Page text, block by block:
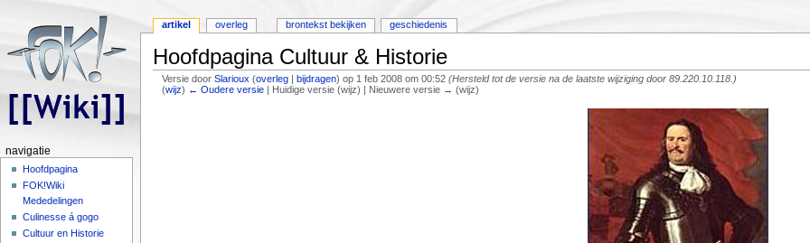
Hoofdpagina Cultuur & Historie
Versie doorSlarioux (overleg |bijdragen) op 1 feb 2008 om 00:52(Hersteld tot de versie na de laatste wijziging door 89.220.10.118.)
(wijz) ← Oudere versie | Huidige versie (wijz) | Nieuwere versie → (wijz)
artikel overleg brontekst bekijken geschiedenis
navigatie
Hoofdpagina
FOK!Wiki
Mededelingen
Culinesse á gogo
Cultuur en Historie